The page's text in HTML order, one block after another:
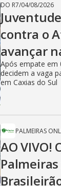
DO R7/04/08/2026
contra o
avançar
Após empate em
decidem a vaga
em Caxias do Sul
PALMEIRAS
AO VIVO!